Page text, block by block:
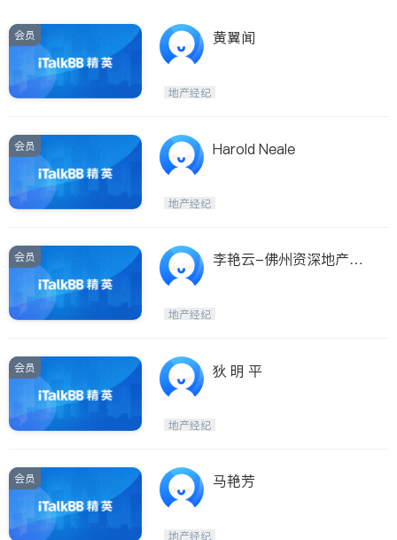
会员 黄翼闻
地产经纪
会员 Harold Neale
地产经纪
会员
李艳云-佛州资深地产经
地产经纪
会员 狄 明 平
地产经纪
会员 马艳芳
地产经纪